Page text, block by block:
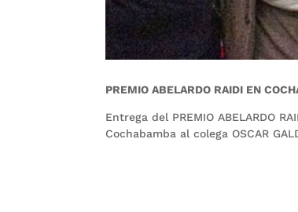
PREMIO ABELARDO RAIDI EN
Entrega del PREMIO ABELARDO
Cochabamba al colega OSCAR